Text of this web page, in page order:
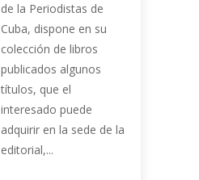
de la Periodistas de
Cuba, dispone en su
colección de libros
publicados algunos
títulos, que el
interesado puede
adquirir en la sede de la
editorial,...